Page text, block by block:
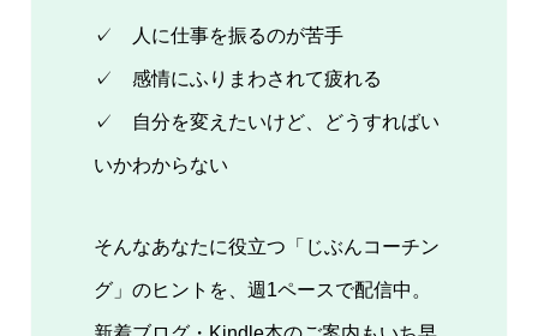
✓ 人に仕事を振るのが苦手
✓ 感情にふりまわされて疲れる
✓ 自分を変えたいけど、どうすればい
いかわからない
そんなあなたに役立つ「じぶんコーチン
グ」のヒントを、週1ペースで配信中。